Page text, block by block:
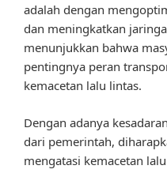
adalah dengan
dan meningkatkan
menunjukkan bahwa
pentingnya peran
kemacetan lalu lintas.
Dengan adanya
dari pemerintah,
mengatasi kemacetan